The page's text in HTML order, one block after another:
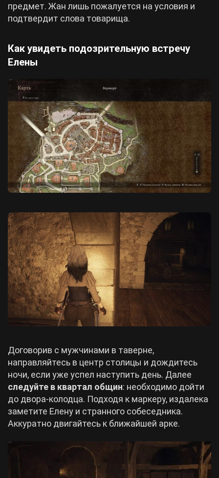
предмет. Жан лишь пожалуется на условия и
подтвердит слова товарища.
Как увидеть подозрительную встречу
Елены
Договорив с мужчинами в таверне,
направляйтесь в центр столицы и дождитесь
ночи, если уже успел наступить день. Далее
следуйте в квартал общин: необходимо дойти
до двора-колодца. Подходя к маркеру, издалека
заметите Елену и странного собеседника.
Аккуратно двигайтесь к ближайшей арке.